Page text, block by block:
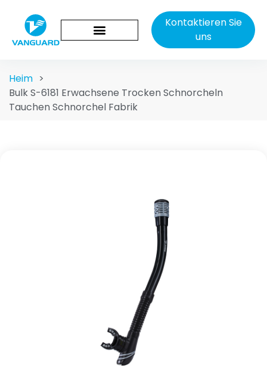
Kontaktieren Sie
uns
Heim >
Bulk S-6181 Erwachsene Trocken Schnorcheln
Tauchen Schnorchel Fabrik